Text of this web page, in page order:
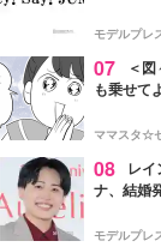
モデルプレ
07
＜
も乗せて
ママスタ☆
08
レ
ナ、結婚
点変更のた
モデルプレ